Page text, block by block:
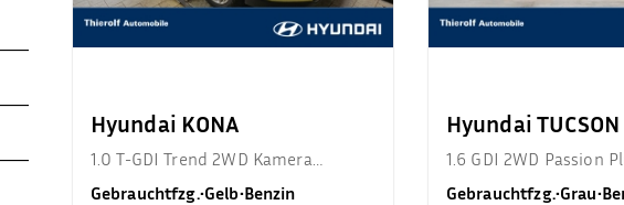
Hyundai KONA
1.0 T-GDI Trend 2WD Kamera
Allwetter Sitzhzg.
Gebrauchtfzg.•Gelb•Benzin
Hyundai TUCSON
1.6 GDI 2WD Passion
Gebrauchtfzg.•Grau•